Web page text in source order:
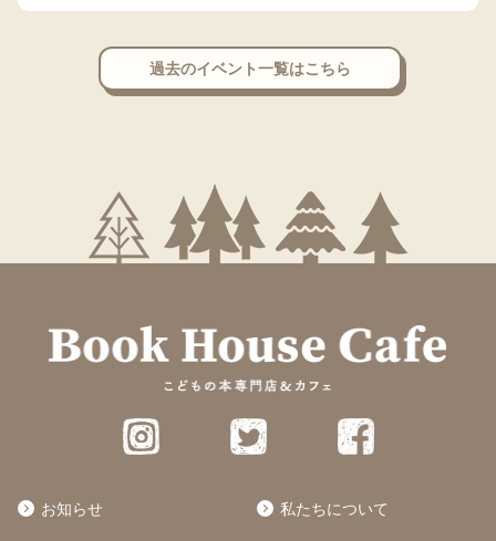
過去のイベント一覧はこちら
お知らせ 私たちについて